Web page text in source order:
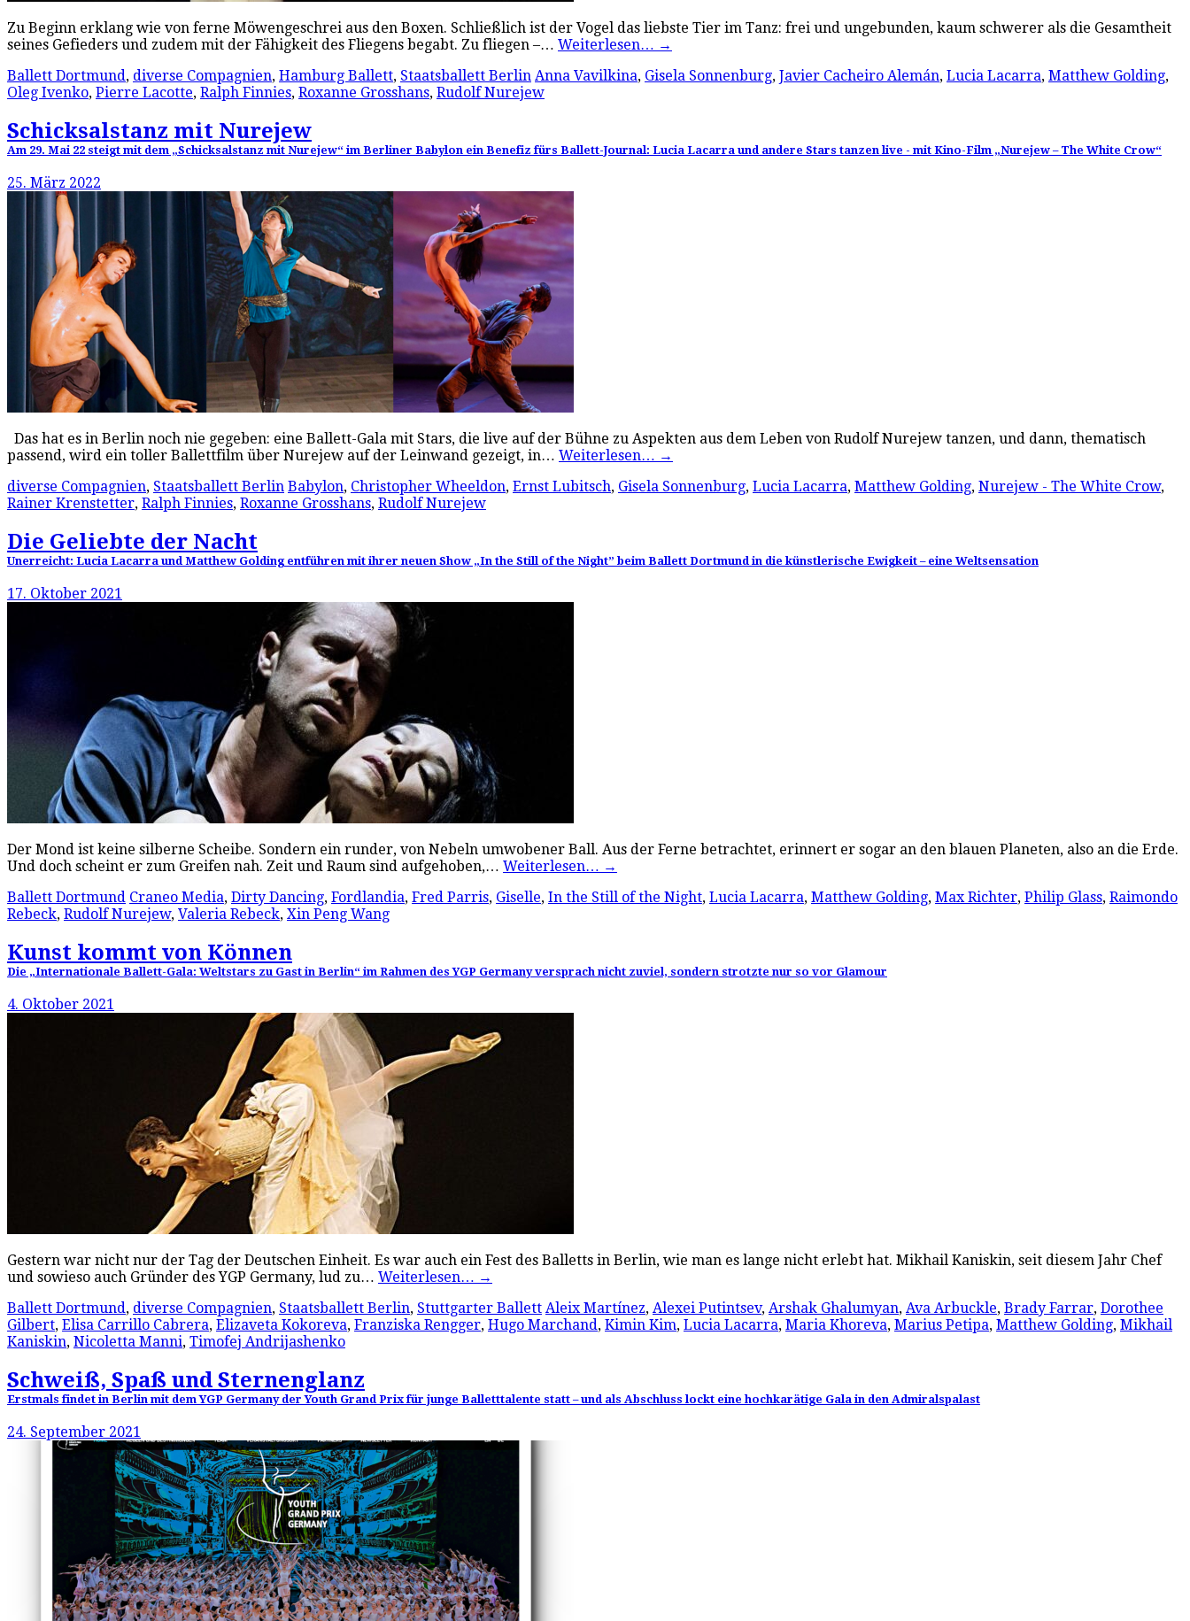
Zu Beginn erklang wie von ferne Möwengeschrei aus den Boxen. Schließlich ist der Vogel das liebste Tier im Tanz: frei und ungebunden, kaum schwerer als die Gesamtheit
seines Gefieders und zudem mit der Fähigkeit des Fliegens begabt. Zu fliegen –… Weiterlesen… →
Ballett Dortmund, diverse Compagnien, Hamburg Ballett, Staatsballett Berlin Anna Vavilkina, Gisela Sonnenburg, Javier Cacheiro Alemán, Lucia Lacarra, Matthew Golding,
Oleg Ivenko, Pierre Lacotte, Ralph Finnies, Roxanne Grosshans, Rudolf Nurejew
Schicksalstanz mit Nurejew
Am 29. Mai 22 steigt mit dem „Schicksalstanz mit Nurejew“ im Berliner Babylon ein Benefiz fürs Ballett-Journal: Lucia Lacarra und andere Stars tanzen live - mit Kino-Film „Nurejew – The White Crow“
25. März 2022
Das hat es in Berlin noch nie gegeben: eine Ballett-Gala mit Stars, die live auf der Bühne zu Aspekten aus dem Leben von Rudolf Nurejew tanzen, und dann, thematisch
passend, wird ein toller Ballettfilm über Nurejew auf der Leinwand gezeigt, in… Weiterlesen… →
diverse Compagnien, Staatsballett Berlin Babylon, Christopher Wheeldon, Ernst Lubitsch, Gisela Sonnenburg, Lucia Lacarra, Matthew Golding, Nurejew - The White Crow,
Rainer Krenstetter, Ralph Finnies, Roxanne Grosshans, Rudolf Nurejew
Die Geliebte der Nacht
Unerreicht: Lucia Lacarra und Matthew Golding entführen mit ihrer neuen Show „In the Still of the Night” beim Ballett Dortmund in die künstlerische Ewigkeit – eine Weltsensation
17. Oktober 2021
Der Mond ist keine silberne Scheibe. Sondern ein runder, von Nebeln umwobener Ball. Aus der Ferne betrachtet, erinnert er sogar an den blauen Planeten, also an die Erde.
Und doch scheint er zum Greifen nah. Zeit und Raum sind aufgehoben,… Weiterlesen… →
Ballett Dortmund Craneo Media, Dirty Dancing, Fordlandia, Fred Parris, Giselle, In the Still of the Night, Lucia Lacarra, Matthew Golding, Max Richter, Philip Glass, Raimondo
Rebeck, Rudolf Nurejew, Valeria Rebeck, Xin Peng Wang
Kunst kommt von Können
Die „Internationale Ballett-Gala: Weltstars zu Gast in Berlin“ im Rahmen des YGP Germany versprach nicht zuviel, sondern strotzte nur so vor Glamour
4. Oktober 2021
Gestern war nicht nur der Tag der Deutschen Einheit. Es war auch ein Fest des Balletts in Berlin, wie man es lange nicht erlebt hat. Mikhail Kaniskin, seit diesem Jahr Chef
und sowieso auch Gründer des YGP Germany, lud zu… Weiterlesen… →
Ballett Dortmund, diverse Compagnien, Staatsballett Berlin, Stuttgarter Ballett Aleix Martínez, Alexei Putintsev, Arshak Ghalumyan, Ava Arbuckle, Brady Farrar, Dorothee
Gilbert, Elisa Carrillo Cabrera, Elizaveta Kokoreva, Franziska Rengger, Hugo Marchand, Kimin Kim, Lucia Lacarra, Maria Khoreva, Marius Petipa, Matthew Golding, Mikhail
Kaniskin, Nicoletta Manni, Timofej Andrijashenko
Schweiß, Spaß und Sternenglanz
Erstmals findet in Berlin mit dem YGP Germany der Youth Grand Prix für junge Balletttalente statt – und als Abschluss lockt eine hochkarätige Gala in den Admiralspalast
24. September 2021